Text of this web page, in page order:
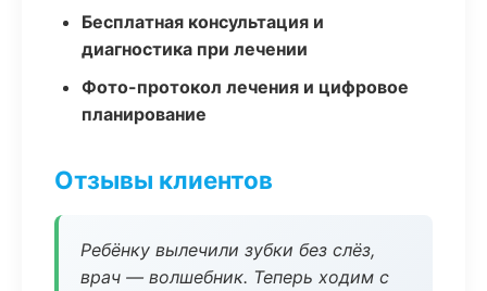
Бесплатная консультация и
диагностика при лечении
Фото-протокол лечения и цифровое
планирование
Отзывы клиентов
Ребёнку вылечили зубки без слёз,
врач — волшебник. Теперь ходим с